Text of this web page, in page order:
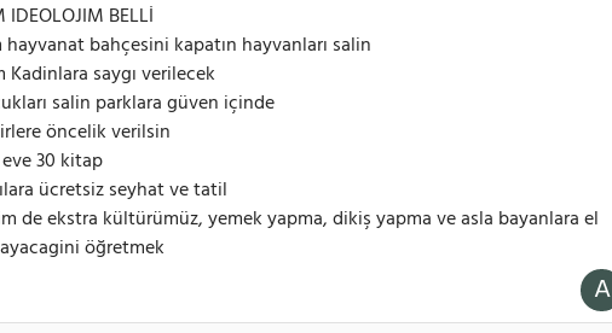
IDEOLOJIM BELLİ
hayvanat bahçesini kapatın hayvanları salin
Kadinlara saygı verilecek
salin parklara güven içinde
öncelik verilsin
30 kitap
ücretsiz seyhat ve tatil
de ekstra kültürümüz, yemek yapma, dikiş yapma ve asla bayanlara el
öğretmek
A